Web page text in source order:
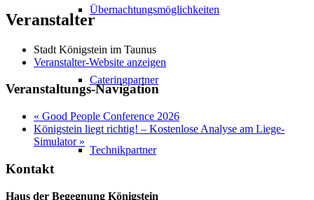
Übernachtungsmöglichkeiten
Cateringpartner
Technikpartner
Veranstalter
Stadt Königstein im Taunus
Veranstalter-Website anzeigen
Veranstaltungs-Navigation
« Good People Conference 2026
Königstein liegt richtig! – Kostenlose Analyse am Liege-
Simulator »
Kontakt
Haus der Begegnung Königstein